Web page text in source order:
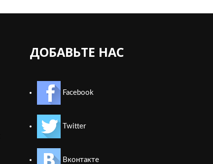
ДОБАВЬТЕ НАС
Facebook
Twitter
Вконтакте